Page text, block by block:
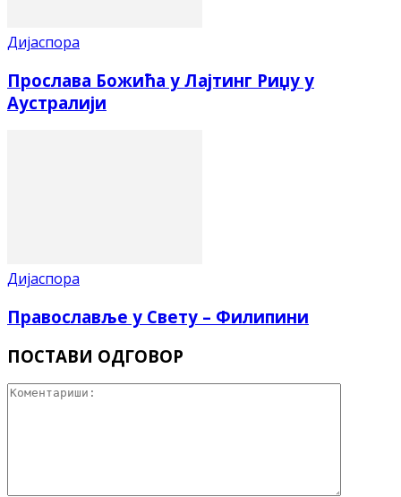
Дијаспора
Прослава Божића у Лајтинг Риџу у
Аустралији
Дијаспора
Православље у Свету – Филипини
ПОСТАВИ ОДГОВОР